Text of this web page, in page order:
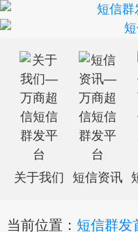
关于我们 短信资讯
当前位置： 短信群发